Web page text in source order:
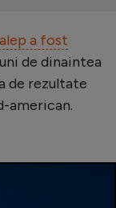
a fost
de dinaintea
de rezultate
american.